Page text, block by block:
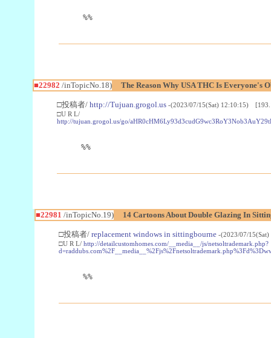
%%
■22982 /inTopicNo.18) The Reason Why USA THC Is Everyone's
□投稿者/ http://Tujuan.grogol.us -(2023/07/15(Sat) 12:10:15)
□U R L/
http://tujuan.grogol.us/go/
%%
■22981 /inTopicNo.19) 14 Cartoons About Double Glazing In
□投稿者/ replacement windows in sittingbourne -(2023/07/
□U R L/ http://detailcustomhomes.com/__media__/js/netsoltrademark.php?
%%